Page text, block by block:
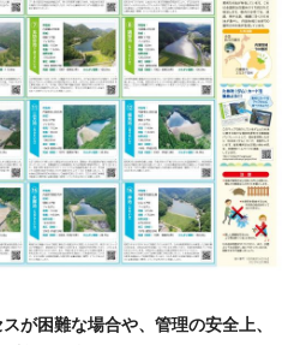
が困難な場合や、管理の安全上、